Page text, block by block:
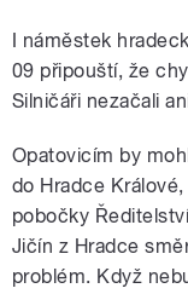
I náměstek
09 připouští, že
Silničáři nezačali
Opatovicím by
do Hradce
pobočky
Jičín z Hradce
problém. Když